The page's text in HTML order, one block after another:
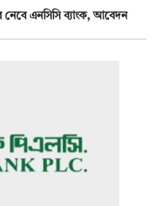
নেবে এনসিসি ব্যাংক, আবেদন